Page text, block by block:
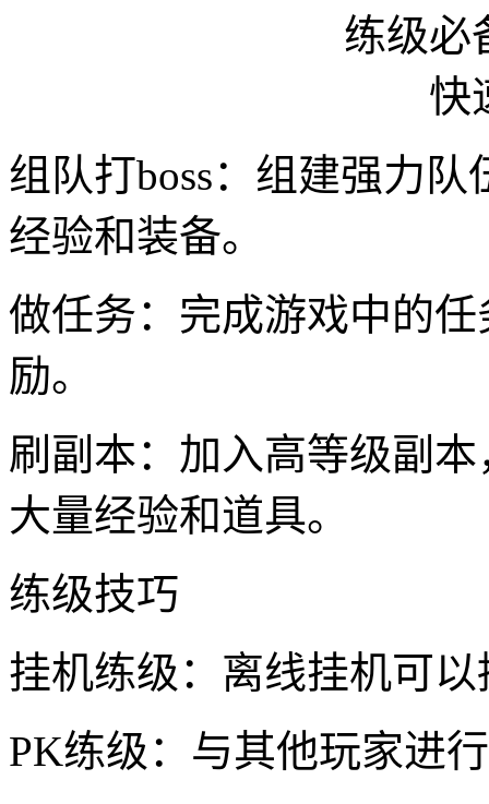
组队打boss：组建强力
经验和装备。
做任务：完成游戏中的
励。
刷副本：加入高等级副
大量经验和道具。
练级技巧
挂机练级：离线挂机可
PK练级：与其他玩家进